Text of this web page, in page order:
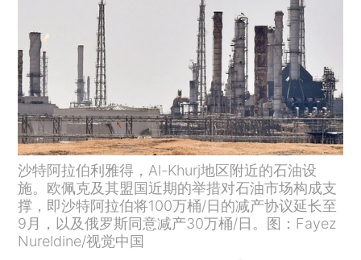
沙特阿拉伯利雅得，Al-Khurj地区附近的石油设
施。欧佩克及其盟国近期的举措对石油市场构成支
撑，即沙特阿拉伯将100万桶/日的减产协议延长至
9月，以及俄罗斯同意减产30万桶/日。图：Fayez
Nureldine/视觉中国